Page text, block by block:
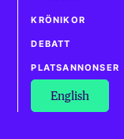
KRÖNIKOR
DEBATT
PLATSANNONSER
English